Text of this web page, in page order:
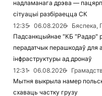
надламанага дрэва —
сітуацыі разбіраецца СК
12:35
06.08.2026
Бяспека,
Падсанкцыйнае "КБ "Радар"
перадатчык перашкодаў для
інфраструктуры ад дронаў
12:31
06.08.2026
Мытня выкрыла намер
схаваць частку грузу